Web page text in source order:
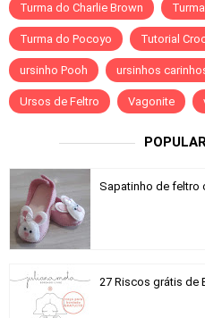
Turma do Charlie Brown
Turma do Pocoyo Tutorial
ursinho Pooh ursinhos
Ursos de Feltro Vagonite
Sapatinho de feltro
27 Riscos grátis de